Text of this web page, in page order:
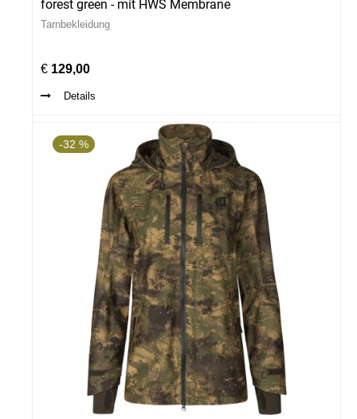
forest green - mit HWS Membrane
Tarnbekleidung
€ 129,00
Details
-32 %